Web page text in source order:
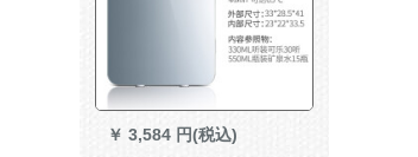
￥ 3,584 円(税込)